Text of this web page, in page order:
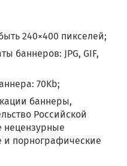
240×400 пикселей;
баннеров: JPG, GIF,
70Kb;
баннеры,
Российской
и порнографические